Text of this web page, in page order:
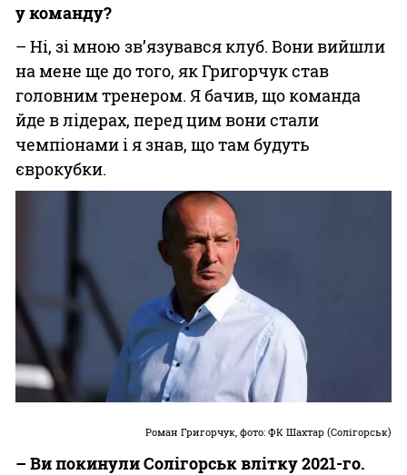
у команду?
– Ні, зі мною зв’язувався клуб. Вони вийшли
на мене ще до того, як Григорчук став
головним тренером. Я бачив, що команда
йде в лідерах, перед цим вони стали
чемпіонами і я знав, що там будуть
єврокубки.
Роман Григорчук, фото: ФК Шахтар (Солігорськ)
– Ви покинули Солігорськ влітку 2021-го.